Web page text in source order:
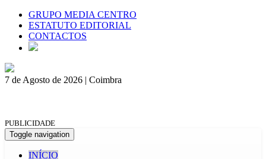
GRUPO MEDIA CENTRO
ESTATUTO EDITORIAL
CONTACTOS
7 de Agosto de 2026 | Coimbra
PUBLICIDADE
Toggle navigation
INÍCIO